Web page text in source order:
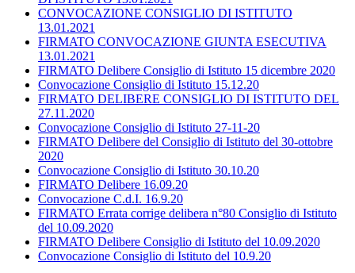
CONVOCAZIONE CONSIGLIO DI ISTITUTO
13.01.2021
FIRMATO CONVOCAZIONE GIUNTA ESECUTIVA
13.01.2021
FIRMATO Delibere Consiglio di Istituto 15 dicembre 2020
Convocazione Consiglio di Istituto 15.12.20
FIRMATO DELIBERE CONSIGLIO DI ISTITUTO DEL
27.11.2020
Convocazione Consiglio di Istituto 27-11-20
FIRMATO Delibere del Consiglio di Istituto del 30-ottobre
2020
Convocazione Consiglio di Istituto 30.10.20
FIRMATO Delibere 16.09.20
Convocazione C.d.I. 16.9.20
FIRMATO Errata corrige delibera n°80 Consiglio di Istituto
del 10.09.2020
FIRMATO Delibere Consiglio di Istituto del 10.09.2020
Convocazione Consiglio di Istituto del 10.9.20